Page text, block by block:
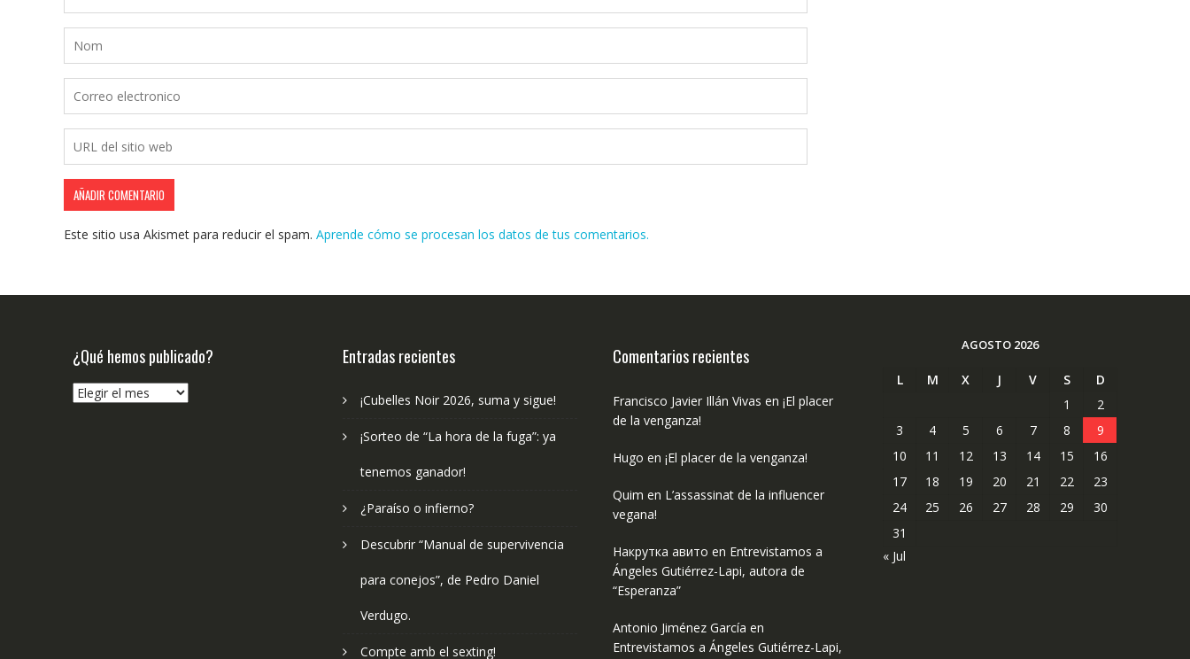
Este sitio usa Akismet para reducir el spam. Aprende cómo se procesan los datos de tus comentarios.
¿Qué hemos publicado?
¿Qué
Entradas recientes
¡Cubelles Noir 2026, suma y sigue!
¡Sorteo de “La hora de la fuga”: ya
tenemos ganador!
¿Paraíso o infierno?
Descubrir “Manual de supervivencia
para conejos”, de Pedro Daniel
Verdugo.
Compte amb el sexting!
Comentarios recientes
Francisco Javier Illán Vivas en ¡El placer
de la venganza!
Hugo en ¡El placer de la venganza!
Quim en L’assassinat de la influencer
vegana!
Накрутка авито en Entrevistamos a
Ángeles Gutiérrez-Lapi, autora de
“Esperanza”
Antonio Jiménez García en
Entrevistamos a Ángeles Gutiérrez-Lapi,
AGOSTO 2026
L M X J V S
D
1
2
3
4 5 6 7 8
9
10
11 12 13 14 15
16
17
18 19 20 21 22
23
24
25 26 27 28 29
30
31
« Jul